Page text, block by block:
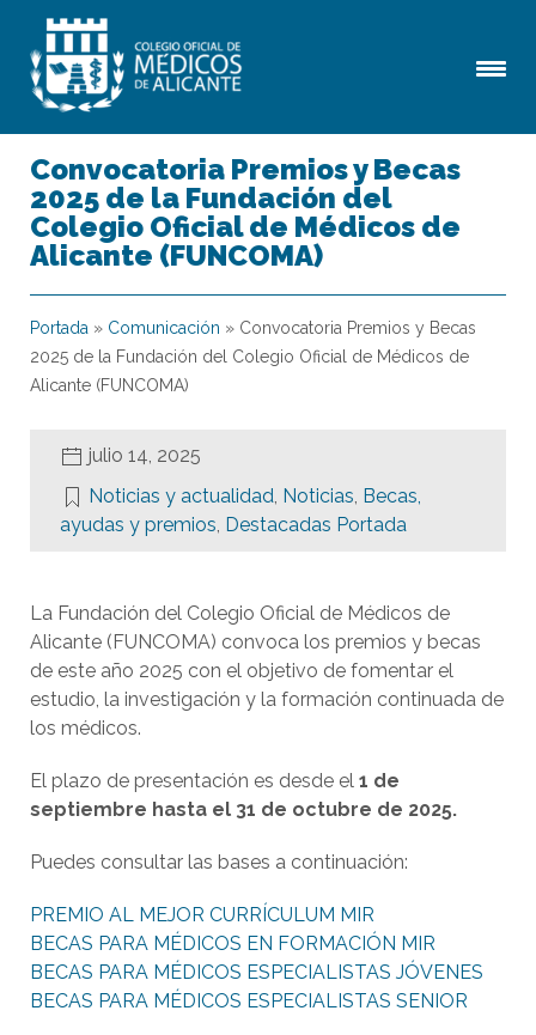
Convocatoria Premios y Becas
2025 de la Fundación del
Colegio Oficial de Médicos de
Alicante (FUNCOMA)
Portada » Comunicación » Convocatoria Premios y Becas
2025 de la Fundación del Colegio Oficial de Médicos de
Alicante (FUNCOMA)
julio 14, 2025
Noticias y actualidad, Noticias, Becas,
ayudas y premios, Destacadas Portada
La Fundación del Colegio Oficial de Médicos de
Alicante (FUNCOMA) convoca los premios y becas
de este año 2025 con el objetivo de fomentar el
estudio, la investigación y la formación continuada de
los médicos.
El plazo de presentación es desde el 1 de
septiembre hasta el 31 de octubre de 2025.
Puedes consultar las bases a continuación:
PREMIO AL MEJOR CURRÍCULUM MIR
BECAS PARA MÉDICOS EN FORMACIÓN MIR
BECAS PARA MÉDICOS ESPECIALISTAS JÓVENES
BECAS PARA MÉDICOS ESPECIALISTAS SENIOR